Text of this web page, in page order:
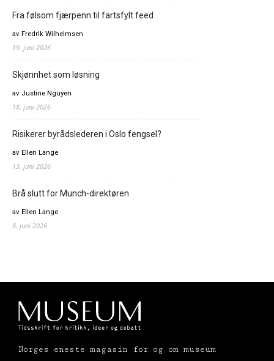
Fra følsom fjærpenn til fartsfylt feed
av Fredrik Wilhelmsen
19. juni 2026
Skjønnhet som løsning
av Justine Nguyen
18. juni 2026
Risikerer byrådslederen i Oslo fengsel?
av Ellen Lange
13. juni 2026
Brå slutt for Munch-direktøren
av Ellen Lange
8. juni 2026
Norges eneste magasin for og om museum